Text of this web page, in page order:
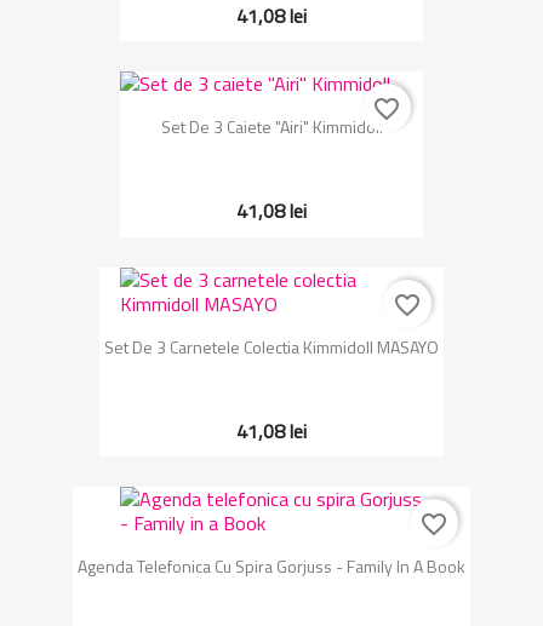
41,08 lei
Set De 3 Caiete "Airi" Kimmidoll
41,08 lei
favorite_border
Set De 3 Carnetele Colectia Kimmidoll MASAYO
41,08 lei
favorite_border
Agenda Telefonica Cu Spira Gorjuss - Family In A Book
favorite_border